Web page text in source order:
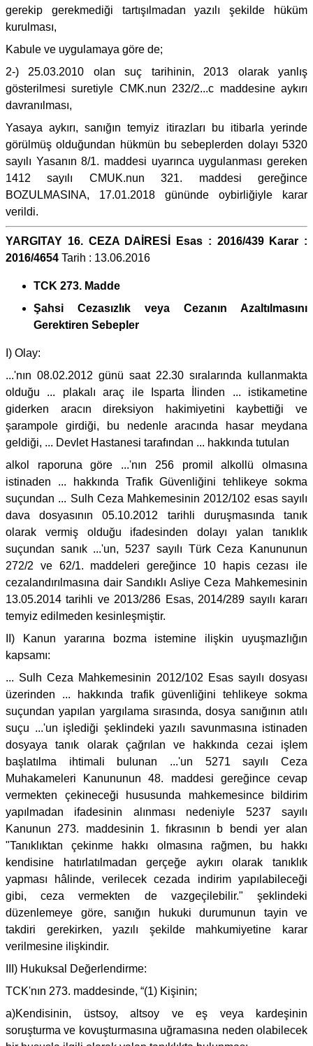
gerekip gerekmediği tartışılmadan yazılı şekilde hüküm
kurulması,
Kabule ve uygulamaya göre de;
2-) 25.03.2010 olan suç tarihinin, 2013 olarak yanlış
gösterilmesi suretiyle CMK.nun 232/2...c maddesine aykırı
davranılması,
Yasaya aykırı, sanığın temyiz itirazları bu itibarla yerinde
görülmüş olduğundan hükmün bu sebeplerden dolayı 5320
sayılı Yasanın 8/1. maddesi uyarınca uygulanması gereken
1412 sayılı CMUK.nun 321. maddesi gereğince
BOZULMASINA, 17.01.2018 gününde oybirliğiyle karar
verildi.
YARGITAY 16. CEZA DAİRESİ Esas : 2016/439 Karar :
2016/4654 Tarih : 13.06.2016
TCK 273. Madde
Şahsi Cezasızlık veya Cezanın Azaltılmasını
Gerektiren Sebepler
I) Olay:
...'nın 08.02.2012 günü saat 22.30 sıralarında kullanmakta
olduğu ... plakalı araç ile Isparta İlinden ... istikametine
giderken aracın direksiyon hakimiyetini kaybettiği ve
şarampole girdiği, bu nedenle aracında hasar meydana
geldiği, ... Devlet Hastanesi tarafından ... hakkında tutulan
alkol raporuna göre ...'nın 256 promil alkollü olmasına
istinaden ... hakkında Trafik Güvenliğini tehlikeye sokma
suçundan ... Sulh Ceza Mahkemesinin 2012/102 esas sayılı
dava dosyasının 05.10.2012 tarihli duruşmasında tanık
olarak vermiş olduğu ifadesinden dolayı yalan tanıklık
suçundan sanık ...'un, 5237 sayılı Türk Ceza Kanununun
272/2 ve 62/1. maddeleri gereğince 10 hapis cezası ile
cezalandırılmasına dair Sandıklı Asliye Ceza Mahkemesinin
13.05.2014 tarihli ve 2013/286 Esas, 2014/289 sayılı kararı
temyiz edilmeden kesinleşmiştir.
II) Kanun yararına bozma istemine ilişkin uyuşmazlığın
kapsamı:
... Sulh Ceza Mahkemesinin 2012/102 Esas sayılı dosyası
üzerinden ... hakkında trafik güvenliğini tehlikeye sokma
suçundan yapılan yargılama sırasında, dosya sanığının atılı
suçu ...'un işlediği şeklindeki yazılı savunmasına istinaden
dosyaya tanık olarak çağrılan ve hakkında cezai işlem
başlatılma ihtimali bulunan ...'un 5271 sayılı Ceza
Muhakameleri Kanununun 48. maddesi gereğince cevap
vermekten çekineceği hususunda mahkemesince bildirim
yapılmadan ifadesinin alınması nedeniyle 5237 sayılı
Kanunun 273. maddesinin 1. fıkrasının b bendi yer alan
"Tanıklıktan çekinme hakkı olmasına rağmen, bu hakkı
kendisine hatırlatılmadan gerçeğe aykırı olarak tanıklık
yapması hâlinde, verilecek cezada indirim yapılabileceği
gibi, ceza vermekten de vazgeçilebilir." şeklindeki
düzenlemeye göre, sanığın hukuki durumunun tayin ve
takdiri gerekirken, yazılı şekilde mahkumiyetine karar
verilmesine ilişkindir.
III) Hukuksal Değerlendirme:
TCK'nın 273. maddesinde, “(1) Kişinin;
a)Kendisinin, üstsoy, altsoy ve eş veya kardeşinin
soruşturma ve kovuşturmasına uğramasına neden olabilecek